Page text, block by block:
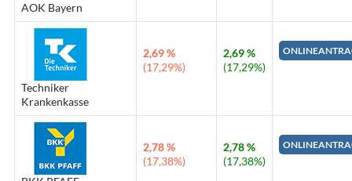
AOK Bayern
Techniker
Krankenkasse
2,69 %
(17,29%)
2,69 %
(17,29%)
2,78 %
(17,38%)
2,78 %
(17,38%)